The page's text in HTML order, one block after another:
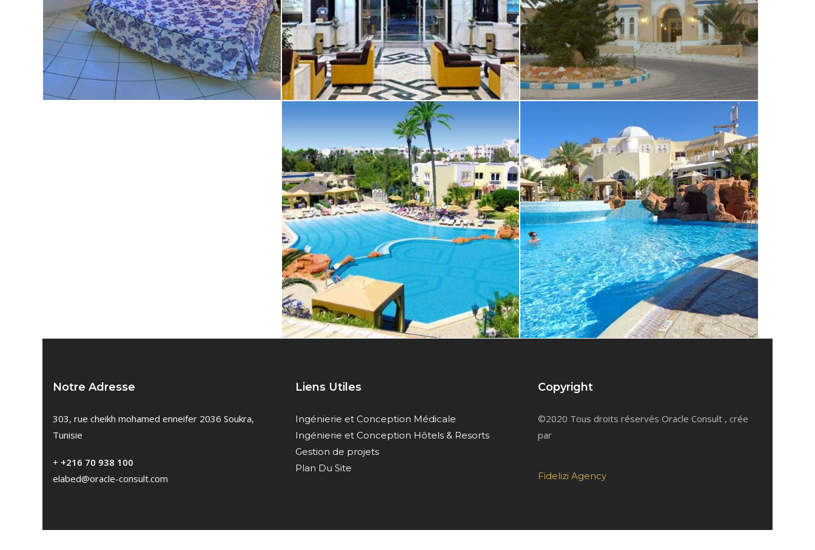
Notre Adresse
303, rue cheikh mohamed enneifer 2036 Soukra,
Tunisie
+ +216 70 938 100
elabed@oracle-consult.com
Liens Utiles
Ingénierie et Conception Médicale
Ingénierie et Conception Hôtels & Resorts
Gestion de projets
Plan Du Site
Copyright
©2020 Tous droits réservés Oracle Consult , crée
par
Fidelizi Agency